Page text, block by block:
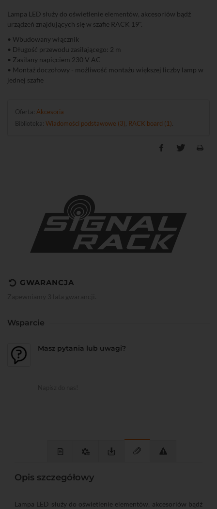
Lampa LED służy do oświetlenie elementów, akcesoriów bądź
urządzeń znajdujących się w szafie RACK 19".
• Wbudowany włącznik
• Długość przewodu zasilającego: 2 m
• Zasilany napięciem 230 V AC
• Montaż doczołowy - możliwość montażu większej liczby lamp w
jednej szafie
Oferta: Akcesoria
Biblioteka: Wiadomości podstawowe (3) RACK board (1)
GWARANCJA
Wsparcie
Masz pytania lub uwagi?
Opis szczegółowy
Lampa LED służy do oświetlenie elementów, akcesoriów bądź